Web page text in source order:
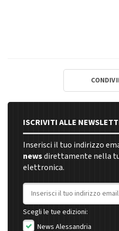
ISCRIVITI ALLE
Inserisci il tuo indirizzo
newsdirettamente nella
elettronica.
Indirizzo email
Scegli le tue edizioni:
News Alessandria